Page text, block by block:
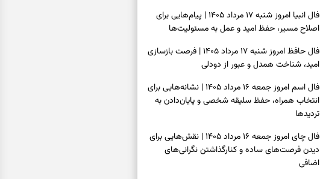
فال انبیا امروز شنبه ۱۷ مرداد ۱۴۰۵ | پیام‌هایی برای
اصلاح مسیر، حفظ امید و عمل به مسئولیت‌ها
فال حافظ امروز شنبه ۱۷ مرداد ۱۴۰۵ | فرصت بازسازی
امید، شناخت همدل و عبور از دودلی
فال اسم امروز جمعه ۱۶ مرداد ۱۴۰۵ | نشانه‌هایی برای
انتخاب همراه، حفظ سلیقه شخصی و پایان‌دادن به
تردیدها
فال چای امروز جمعه ۱۶ مرداد ۱۴۰۵ | نقش‌هایی برای
دیدن فرصت‌های ساده و کنارگذاشتن نگرانی‌های
اضافی